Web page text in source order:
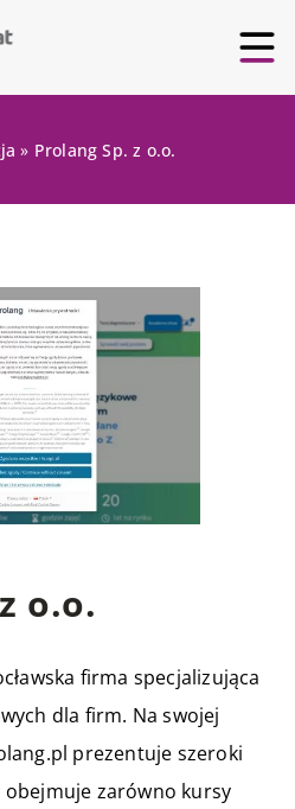
» Prolang Sp. z o.o.
o.o.
firma specjalizująca
dla firm. Na swojej
prezentuje szeroki
zarówno kursy